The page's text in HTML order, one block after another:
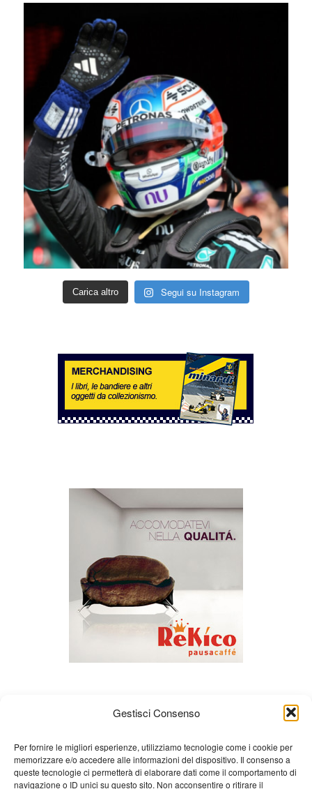
Gestisci Consenso
Per fornire le migliori esperienze, utilizziamo tecnologie come i cookie per
memorizzare e/o accedere alle informazioni del dispositivo. Il consenso a
queste tecnologie ci permetterà di elaborare dati come il comportamento di
navigazione o ID unici su questo sito. Non acconsentire o ritirare il
Carica altro Segui su Instagram
Chi siamo Gian Carlo Minardi Gear